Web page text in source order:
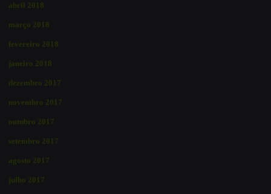
abril 2018
março 2018
fevereiro 2018
janeiro 2018
dezembro 2017
novembro 2017
outubro 2017
setembro 2017
agosto 2017
julho 2017